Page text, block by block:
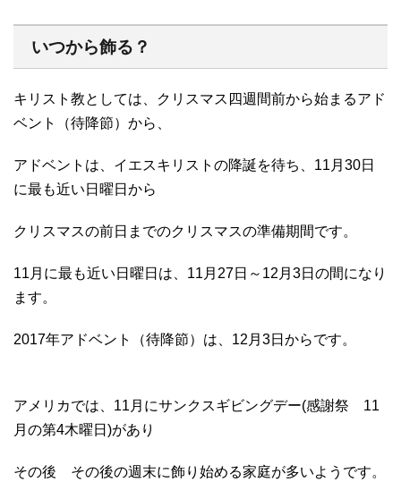
いつから飾る？
キリスト教としては、クリスマス四週間前から始まるアド
ベント（待降節）から、
アドベントは、イエスキリストの降誕を待ち、11月30日
に最も近い日曜日から
クリスマスの前日までのクリスマスの準備期間です。
11月に最も近い日曜日は、11月27日～12月3日の間になり
ます。
2017年アドベント（待降節）は、12月3日からです。
アメリカでは、11月にサンクスギビングデー(感謝祭 11
月の第4木曜日)があり
その後 その後の週末に飾り始める家庭が多いようです。